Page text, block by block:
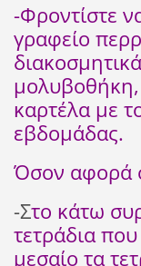
-Φροντίστε
γραφείο
μολυβοθήκη,
καρτέλα με
εβδομάδας.
Όσον αφορά
-Στο κάτω
τετράδια
μεσαίο τα